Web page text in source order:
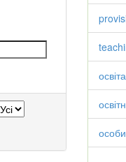
освіта